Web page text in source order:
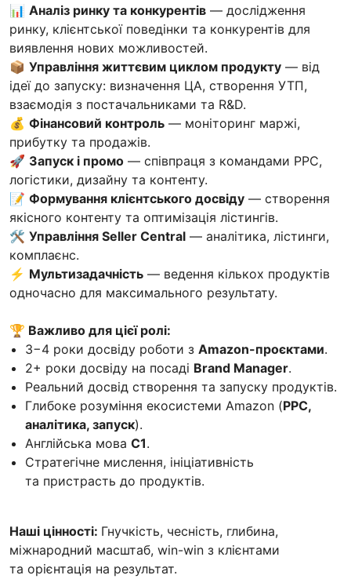
📊 Аналіз ринку та конкурентів — дослідження
ринку, клієнтської поведінки та конкурентів для
виявлення нових можливостей.
📦 Управління життєвим циклом продукту — від
ідеї до запуску: визначення ЦА, створення УТП,
взаємодія з постачальниками та R&D.
💰 Фінансовий контроль — моніторинг маржі,
прибутку та продажів.
🚀 Запуск і промо — співпраця з командами PPC,
логістики, дизайну та контенту.
📝 Формування клієнтського досвіду — створення
якісного контенту та оптимізація лістингів.
🛠 Управління Seller Central — аналітика, лістинги,
комплаєнс.
⚡ Мультизадачність — ведення кількох продуктів
одночасно для максимального результату.
🏆 Важливо для цієї ролі:
3−4 роки досвіду роботи з Amazon-проєктами.
2+ роки досвіду на посаді Brand Manager.
Реальний досвід створення та запуску продуктів.
Глибоке розуміння екосистеми Amazon (PPC,
аналітика, запуск).
Англійська мова C1.
Стратегічне мислення, ініціативність
та пристрасть до продуктів.
Наші цінності: Гнучкість, чесність, глибина,
міжнародний масштаб, win-win з клієнтами
та орієнтація на результат.